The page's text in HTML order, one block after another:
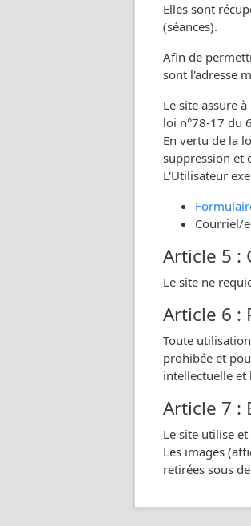
Elles sont
(séances).
Afin de
sont l'adresse
Le site assure
loi n°78-17 du
En vertu de la
suppression et
L'Utilisateur
Courriel/
Article 5 :
Le site ne
Article 6 :
Toute
prohibée et
intellectuelle et
Article 7 :
Le site utilise
Les images
retirées sous